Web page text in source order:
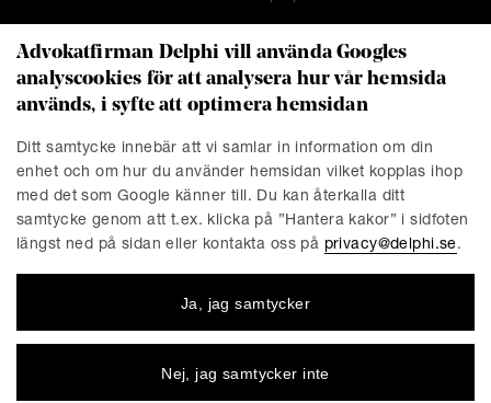
KONTAKT
Stockholm Malmö
Presskontakt Göteborg
Linköping
Advokatfirman Delphi är en progressiv affärsjuridisk
advokatbyrå med erkända specialister inom de flesta av
varav ungefär 150 jurister. Våra kontor finns i Stockholm,
Advokatfirman Delphi vill använda Googles
analyscookies för att analysera hur vår hemsida
används, i syfte att optimera hemsidan
Ditt samtycke innebär att vi samlar in information om din
enhet och om hur du använder hemsidan vilket kopplas ihop
med det som Google känner till. Du kan återkalla ditt
samtycke genom att t.ex. klicka på ”Hantera kakor” i sidfoten
längst ned på sidan eller kontakta oss på privacy@delphi.se.
Ja, jag samtycker
Nej, jag samtycker inte